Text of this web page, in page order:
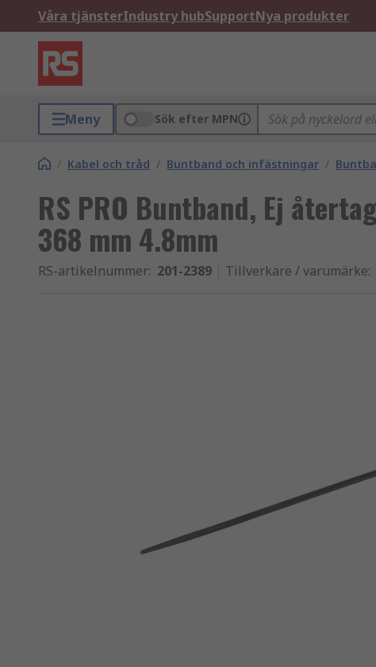
Våra tjänsterIndustry hubSupportNya produkter
Meny Sök efter MPN
/ Kabel och tråd / Buntband och infästningar /
RS PRO Buntband, Ej
368 mm 4.8mm
RS-artikelnummer: 201-2389 Tillverkare / varumärke: